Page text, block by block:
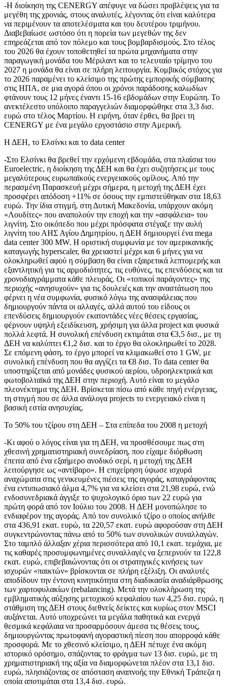
-Η διοίκηση της CENERGY απέφυγε να δώσει προβλέψεις για τα
μεγέθη της χρονιάς, στους αναλυτές, λέγοντας ότι είναι καλύτερα
να περιμένουν τα αποτελέσματα και του δευτέρου τριμήνου.
Διαβεβαίωσε ωστόσο ότι η πορεία των μεγεθών της δεν
επηρεάζεται από τον πόλεμο και τους βομβαρδισμούς. Στο τέλος
του 2026 θα έχουν τοποθετηθεί τα πρώτα μηχανήματα στην
παραγωγική μονάδα του Μέριλαντ και το τελευταίο τρίμηνο του
2027 η μονάδα θα είναι σε πλήρη λειτουργία. Κομβικός στόχος για
το 2026 παραμένει το κλείσιμο της πρώτης εμπορικής σύμβασης
στις ΗΠΑ, σε μια αγορά όπου οι χρόνοι παράδοσης καλωδίων
φτάνουν τους 12 μήνες έναντι 15-16 εβδομάδων στην Ευρώπη. Το
ανεκτέλεστο υπόλοιπο παραγγελιών διαμορφώθηκε στα 3,3 δισ.
ευρώ στο τέλος Μαρτίου. Η ειρήνη, όταν έρθει, θα βρει τη
CENERGY με ένα μεγάλο εργοστάσιο στην Αμερική.
Η ΔΕΗ, το Ελσίνκι και το data center
-Στο Ελσίνκι θα βρεθεί την ερχόμενη εβδομάδα, στα πλαίσια του
Euroelectric, η διοίκηση της ΔΕΗ και θα έχει συζητήσεις με τους
μεγαλύτερους ευρωπαϊκούς ενεργειακούς ομίλους. Από την
περασμένη Παρασκευή μέχρι σήμερα, η μετοχή της ΔΕΗ έχει
προσφέρει απόδοση +11% σε όσους την εμπιστεύθηκαν στα 18,63
ευρώ. Την ίδια στιγμή, στη Δυτική Μακεδονία, υπάρχουν ακόμη
«Λουδίτες» που αναπολούν την εποχή και την «ασφάλεια» του
λιγνίτη. Στο οικόπεδο που μέχρι πρόσφατα στέγαζε την αυλή
λιγνίτη του ΑΗΣ Αγίου Δημητρίου, η ΔΕΗ δημιουργεί ένα mega
data center 300 MW. Η οριστική συμφωνία με τον αμερικανικής
καταγωγής hyperscaler, θα χρειαστεί μέχρι και 6 μήνες για να
ολοκληρωθεί αφού η σύμβαση θα είναι εξαιρετικά λεπτομερής και
εξαντλητική για τις αρμοδιότητες, τις ευθύνες, τις επενδύσεις και τα
χρονοδιαγράμματα κάθε πλευράς. Οι «τοπικοί παράγοντες» της
περιοχής «ανησυχούν» για τις δουλειές και την αναστάτωση που
φέρνει η νέα συμφωνία, φυσικό λόγω της ανασφάλειας που
δημιουργούν πάντα οι αλλαγές, αλλά αυτού του είδους οι
επενδύσεις δημιουργούν εκατοντάδες νέες θέσεις εργασίας,
φέρνουν υψηλή εξειδίκευση, χρήσιμη για άλλα project και φυσικά
πολλά λεφτά. Η συνολική επένδυση εκτιμάται στα €3,5 δισ., με τη
ΔΕΗ να καλύπτει €1,2 δισ. και το έργο θα ολοκληρωθεί το 2028.
Σε επόμενη φάση, το έργο μπορεί να κλιμακωθεί στο 1 GW, με
συνολική επένδυση που θα αγγίζει τα €8 δισ. Το data center θα
υποστηρίζεται από μονάδες φυσικού αερίου, υδροηλεκτρικά και
φωτοβολταϊκά της ΔΕΗ στην περιοχή. Αυτό είναι το μεγάλο
πλεονέκτημα της ΔΕΗ. Βρίσκεται πίσω από κάθε πηγή ενέργειας,
τη στιγμή που σε άλλα ανάλογα projects το ενεργειακό είναι η
βασική εστία ανησυχίας.
Το 50% του τζίρου στη ΔΕΗ – Στα επίπεδα του 2008 η μετοχή
-Κι αφού ο λόγος είναι για τη ΔΕΗ, να προσθέσουμε πως στη
χθεσινή χρηματιστηριακή συνεδρίαση, που είχαμε διόρθωση
έπειτα από ένα εξαήμερο ανοδικό σερί, η μετοχή της ΔΕΗ
λειτούργησε ως «αντίβαρο». Η επιχείρηση ύψωσε ισχυρά
αναχώματα στις γενικευμένες πιέσεις της αγοράς, καταγράφοντας
ένα εντυπωσιακό άλμα 4,7% για να κλείσει στα 21,98 ευρώ, ενώ
ενδοσυνεδριακά άγγιξε το ψυχολογικό όριο των 22 ευρώ για
πρώτη φορά από τον Ιούλιο του 2008. Η ΔΕΗ μονοπώλησε το
ενδιαφέρον της αγοράς. Από τον συνολικό τζίρο ο οποίος ανήλθε
στα 436,91 εκατ. ευρώ, τα 220,57 εκατ. ευρώ αφορούσαν στη ΔΕΗ
συγκεντρώνοντας πάνω από το 50% των συνολικών συναλλαγών.
Στο ταμπλό άλλαξαν χέρια περισσότερα από 10,1 εκατ. τεμάχια, με
τις καθαρές προσυμφωνημένες συναλλαγές να ξεπερνούν τα 122,8
εκατ. ευρώ, επιβεβαιώνοντας ότι οι στρατηγικές κινήσεις των
ισχυρών «παικτών» βρίσκονται σε πλήρη εξέλιξη. Οι αναλυτές
αποδίδουν την έντονη κινητικότητα στη διαδικασία αναδιάρθρωσης
των χαρτοφυλακίων (rebalancing). Μετά την ολοκλήρωση της
εμβληματικής αύξησης μετοχικού κεφαλαίου των 4,25 δισ. ευρώ, η
στάθμιση της ΔΕΗ στους διεθνείς δείκτες και κυρίως στον MSCI
αυξάνεται. Αυτό υποχρεώνει τα μεγάλα παθητικά και ενεργά
θεσμικά κεφάλαια να προσαρμόσουν άμεσα τις θέσεις τους,
δημιουργώντας πρωτοφανή αγοραστική πίεση που απορροφά κάθε
προσφορά. Με το χθεσινό κλείσιμο, η ΔΕΗ πέτυχε ένα ακόμη
ιστορικό ορόσημο, σπάζοντας το φράγμα των 13 δισ. ευρώ, με τη
χρηματιστηριακή της αξία να διαμορφώνεται πλέον στα 13,1 δισ.
ευρώ, πλησιάζοντας σε απόσταση αναπνοής την Εθνική Τράπεζα η
οποία αποτιμάται στα 13,4 δισ. ευρώ.